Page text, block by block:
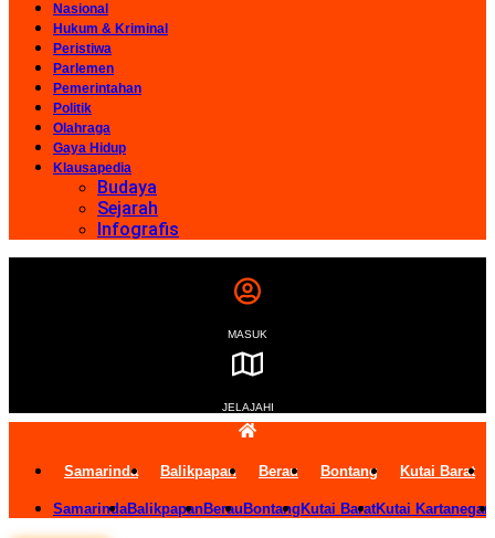
Nasional
Hukum & Kriminal
Peristiwa
Parlemen
Pemerintahan
Politik
Olahraga
Gaya Hidup
Klausapedia
Budaya
Sejarah
Infografis
MASUK
JELAJAHI
Samarinda Balikpapan Berau Bontang Kutai Barat
SamarindaBalikpapanBerau Bontang Kutai BaratKutai